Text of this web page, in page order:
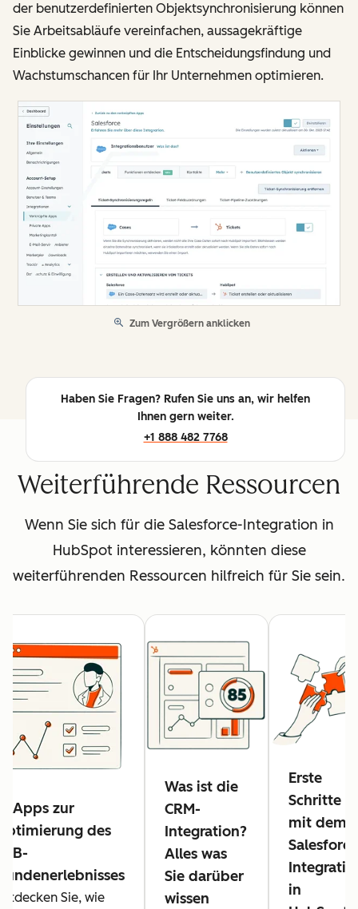
der benutzerdefinierten Objektsynchronisierung können
Sie Arbeitsabläufe vereinfachen, aussagekräftige
Einblicke gewinnen und die Entscheidungsfindung und
Wachstumschancen für Ihr Unternehmen optimieren.
Zum Vergrößern anklicken
Haben Sie Fragen? Rufen Sie uns an, wir helfen
Ihnen gern weiter.
+1 888 482 7768
Weiterführende Ressourcen
Wenn Sie sich für die Salesforce-Integration in
HubSpot interessieren, könnten diese
weiterführenden Ressourcen hilfreich für Sie sein.
Apps zur
des
Sie, wie
Was ist die
CRM-
Integration?
Alles was
Sie darüber
wissen
Erste
Schritte
mit dem
in